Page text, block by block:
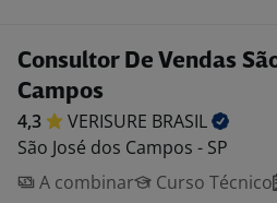
Consultor De Vendas
Campos
4,3 VERISURE BRASIL
São José dos Campos - SP
A combinar
Curso Técnico